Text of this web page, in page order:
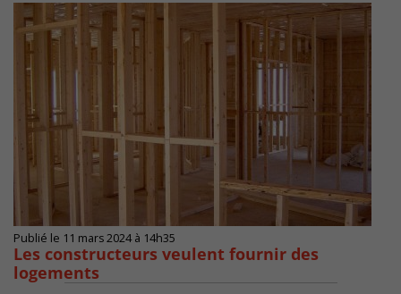
Publié le 11 mars 2024 à 14h35
Les constructeurs veulent fournir des
logements